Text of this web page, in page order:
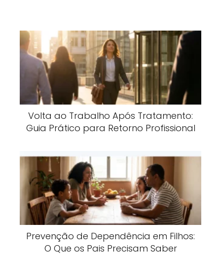
Volta ao Trabalho Após Tratamento:
Guia Prático para Retorno Profissional
Prevenção de Dependência em Filhos:
O Que os Pais Precisam Saber